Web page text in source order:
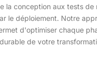
la conception aux tests de
le déploiement. Notre
d'optimiser chaque
de votre